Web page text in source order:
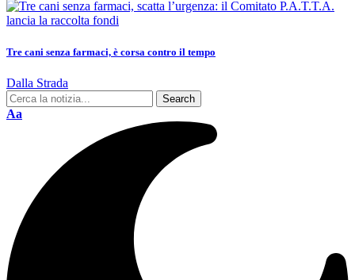
Tre cani senza farmaci, è corsa contro il tempo
Dalla Strada
Aa